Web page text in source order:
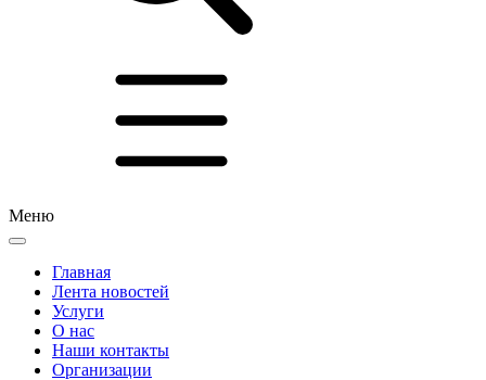
Меню
Главная
Лента новостей
Услуги
О нас
Наши контакты
Организации